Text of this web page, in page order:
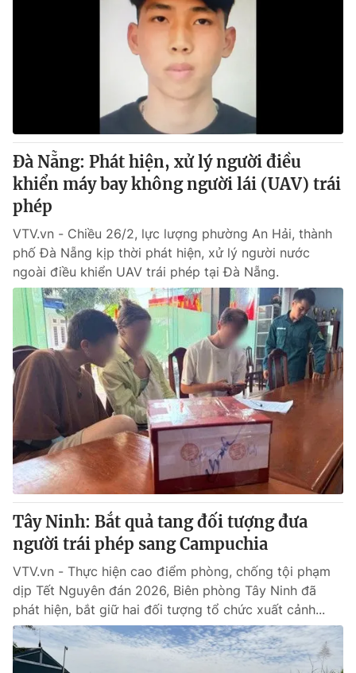
Bất động sản
Tấm lòng Việt
VTV4 Vươn mình bằng AI
VTV9 VTV8
Liên hệ tòa soạn
THỜI BÁO VTV
Theo dõi báo trên
Cơ quan chủ quản:Đài Truyền hình Việt Nam
Cơ quan báo chí:Thời báo VTV
Giấy phép hoạt động báo in và báo điện tử số 483/GP-BTTTT
cấp ngày 29/12/2023
Tổng Biên tập:Vũ Thanh Thủy
Phó Tổng Biên tập:Nguyễn Thị Mỹ Hạnh, Phạm Quốc Thắng,
Nguyễn Trọng Ninh
Tổng đài VTV:024.38 355 931 - 024.38 355 932
Ðiện thoại Thời báo VTV:
024.66 897 897
Email:toasoan@vtv.vn
Liên hệ quảng cáo:024-7300.7108
Đà Nẵng: Phát hiện, xử lý người điều
khiển máy bay không người lái (UAV) trái
phép
VTV.vn - Chiều 26/2, lực lượng phường An Hải, thành
phố Đà Nẵng kịp thời phát hiện, xử lý người nước
ngoài điều khiển UAV trái phép tại Đà Nẵng.
Tây Ninh: Bắt quả tang đối tượng đưa
người trái phép sang Campuchia
VTV.vn - Thực hiện cao điểm phòng, chống tội phạm
dịp Tết Nguyên đán 2026, Biên phòng Tây Ninh đã
phát hiện, bắt giữ hai đối tượng tổ chức xuất cảnh...